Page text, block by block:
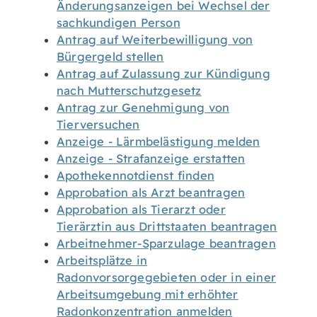
Änderungsanzeigen bei Wechsel der
sachkundigen Person
Antrag auf Weiterbewilligung von
Bürgergeld stellen
Antrag auf Zulassung zur Kündigung
nach Mutterschutzgesetz
Antrag zur Genehmigung von
Tierversuchen
Anzeige - Lärmbelästigung melden
Anzeige - Strafanzeige erstatten
Apothekennotdienst finden
Approbation als Arzt beantragen
Approbation als Tierarzt oder
Tierärztin aus Drittstaaten beantragen
Arbeitnehmer-Sparzulage beantragen
Arbeitsplätze in
Radonvorsorgegebieten oder in einer
Arbeitsumgebung mit erhöhter
Radonkonzentration anmelden